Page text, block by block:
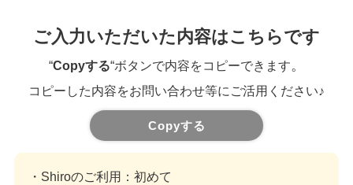
ご入力いただいた内容はこちらです
“Copyする“ボタンで内容をコピーできます。
コピーした内容をお問い合わせ等にご活用ください♪
Copyする
・Shiroのご利用 ：初めて